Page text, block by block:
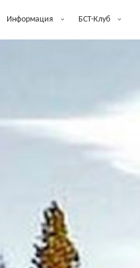
Информация БСТ-Клуб